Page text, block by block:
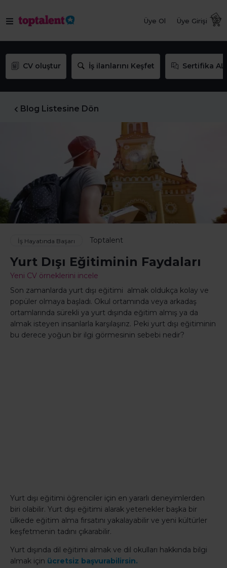
Üye Ol Üye Girişi
CV oluştur İş ilanlarını Keşfet Sertifika AL
Blog Listesine Dön
İş Hayatında Başarı Toptalent
Yurt Dışı Eğitiminin Faydaları
Yeni CV örneklerini incele
Son zamanlarda yurt dışı eğitimi almak oldukça kolay ve
popüler olmaya başladı. Okul ortamında veya arkadaş
ortamlarında sürekli ya yurt dışında eğitim almış ya da
almak isteyen insanlarla karşılaşırız. Peki yurt dışı eğitiminin
bu derece yoğun bir ilgi görmesinin sebebi nedir?
Yurt dışı eğitimi öğrenciler için en yararlı deneyimlerden
biri olabilir. Yurt dışı eğitimi alarak yetenekler başka bir
ülkede eğitim alma fırsatını yakalayabilir ve yeni kültürler
keşfetmenin tadını çıkarabilir.
Yurt dışında dil eğitimi almak ve dil okulları hakkında bilgi
almak için ücretsiz başvurabilirsin.